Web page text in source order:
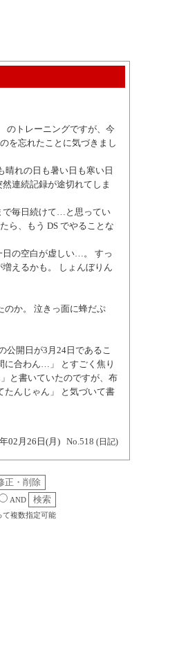
のトレーニングですが、今
を忘れたことに気づきまし
晴れの日も暑い日も寒い日
連続記録が途切れてしま
で毎日続けて…と思ってい
ら、もう DS でやることな
日の空白が虚しい…。 すっ
えるかも。 しょんぼりん
のか。 泣きっ面に蜂だぷ
公開日が3月24日であるこ
に合わん…」 とすごく焦り
と書いていたのですが、布
たんじゃん」 と気づいて書
02月26日(月) No.518 (日記)
AND
て複数指定可能